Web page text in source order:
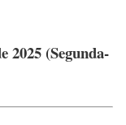
2025 (Segunda-